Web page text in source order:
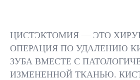
ЦИСТЭКТОМИЯ — ЭТО
ОПЕРАЦИЯ ПО УДАЛЕНИЮ
ЗУБА ВМЕСТЕ С
ИЗМЕНЕННОЙ ТКАНЬЮ.
ПЛАНИРОВАНИЕ